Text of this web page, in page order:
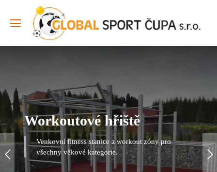
Workoutové hřiště
Venkovní fitness stanice a workout zóny pro
všechny věkové kategorie.